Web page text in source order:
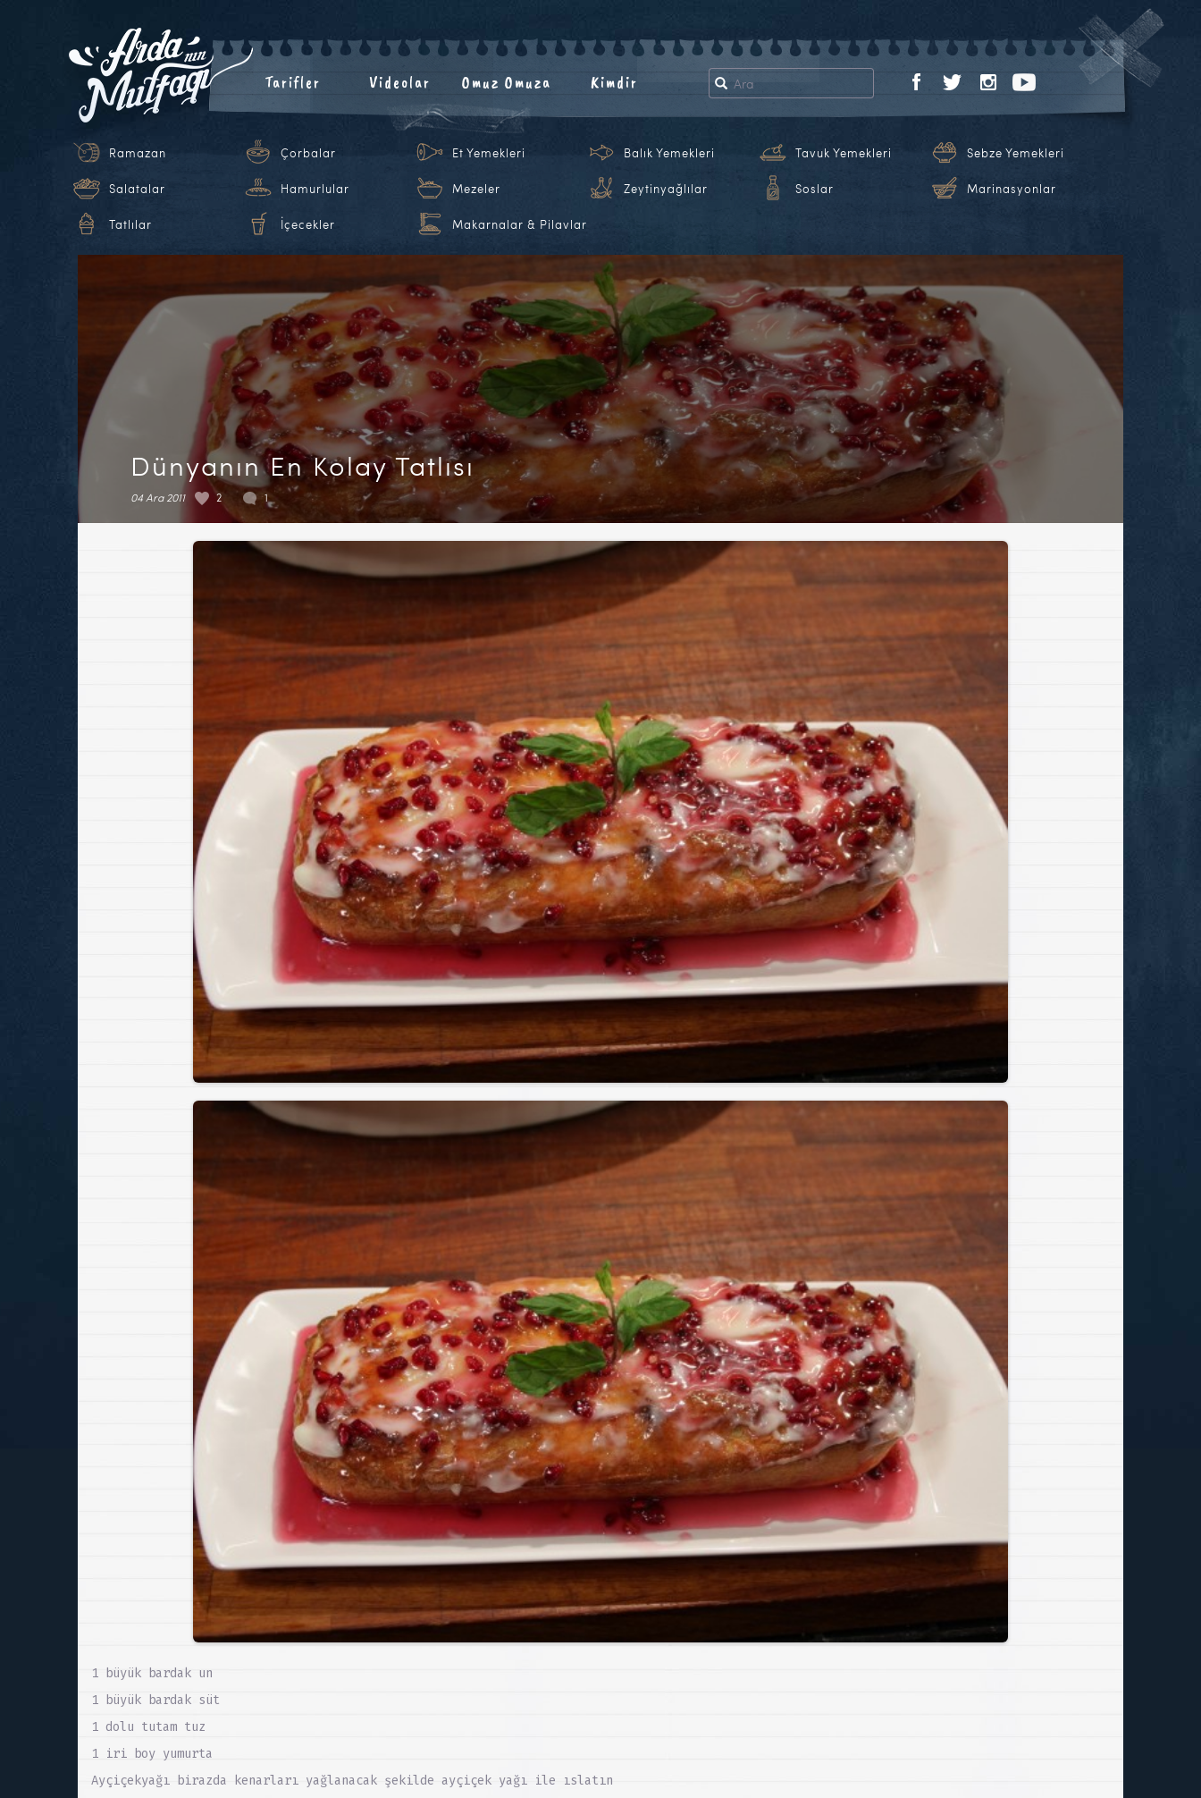
Tarifler Videolar Omuz Omuza Kimdir
Ramazan Çorbalar Et Yemekleri Balık Yemekleri Tavuk Yemekleri Sebze Yemekleri
Salatalar Hamurlular Mezeler Zeytinyağlılar Soslar Marinasyonlar
Tatlılar İçecekler Makarnalar & Pilavlar
Dünyanın En Kolay Tatlısı
04 Ara 2011 2 1
1 büyük bardak un
1 büyük bardak süt
1 dolu tutam tuz
1 iri boy yumurta
Ayçiçekyağı birazda kenarları yağlanacak şekilde ayçiçek yağı ile ıslatın